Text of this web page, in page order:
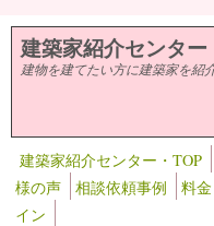
メインコンテンツに移動
建築家紹介センター
建物を建てたい方に建築家を紹
建築家紹介センター・TOP
様の声
相談依頼事例 料金
イン